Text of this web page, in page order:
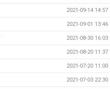
2021-09-14 14:57
2021-09-01 13:46
2021-08-30 16:03
2021-08-20 11:37
2021-07-20 11:00
2021-07-03 22:30